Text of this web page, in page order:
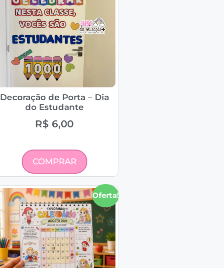
Decoração de Porta – Dia
do Estudante
R$ 6,00
COMPRAR
Oferta!